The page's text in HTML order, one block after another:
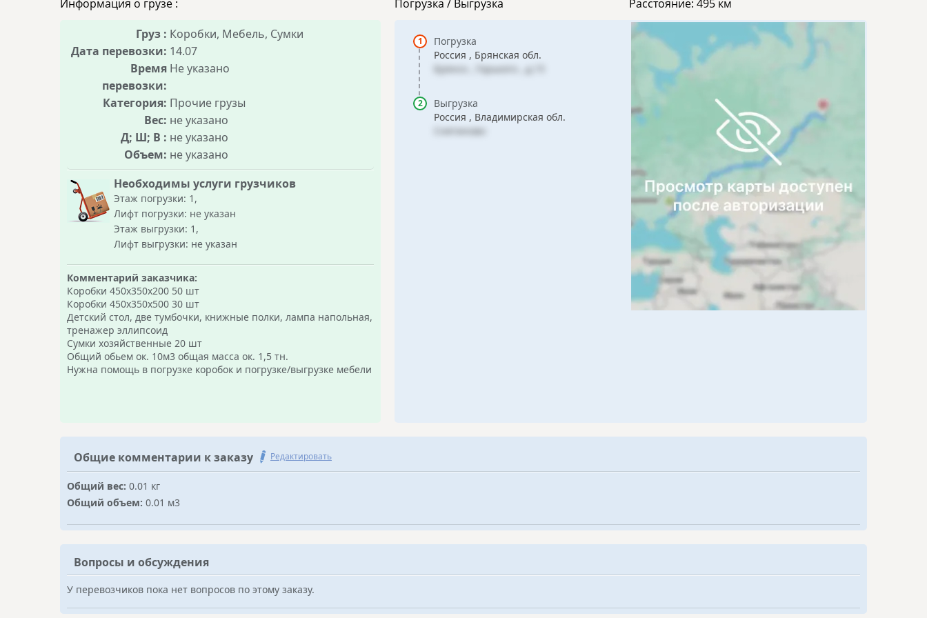
Информация о грузе :
Груз : Коробки, Мебель, Сумки
Дата перевозки: 14.07
Время
перевозки:
Не указано
Категория: Прочие грузы
Вес: не указано
Д; Ш; В : не указано
Объем: не указано
Необходимы услуги грузчиков
Этаж погрузки: 1,
Лифт погрузки: не указан
Этаж выгрузки: 1,
Лифт выгрузки: не указан
Комментарий заказчика:
Коробки 450x350x200 50 шт
Коробки 450x350x500 30 шт
Детский стол, две тумбочки, книжные полки, лампа напольная,
тренажер эллипсоид
Сумки хозяйственные 20 шт
Общий обьем ок. 10м3 общая масса ок. 1,5 тн.
Нужна помощь в погрузке коробок и погрузке/выгрузке мебели
Погрузка / Выгрузка
Погрузка
Россия , Брянская обл.
Брянск , Горького , д.15
Выгрузка
Россия , Владимирская обл.
Снятиново
Расстояние: 495 км
Общие комментарии к заказу Редактировать
Общий вес: 0.01 кг
Общий объем: 0.01 м3
Вопросы и обсуждения
У перевозчиков пока нет вопросов по этому заказу.